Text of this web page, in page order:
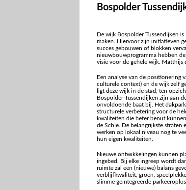
Bospolder
De wijk Bospolder Tussendijken
maken. Hiervoor zijn initiatieven
succes gebouwen of blokken
nieuwbouwprogramma hebben
visie voor de gehele wijk. Matthijs
Een analyse van de positionering
culturele context) en de wijk zelf
ligt deze wijk in de stad, ten
Bospolder-Tussendijken zijn aan
onvoldoende baat bij. Het
structurele verbetering voor de
kwaliteiten die beter benut
de Schie. De belangrijkste straten
werken op lokaal niveau nog te
hun eigen kwaliteiten.
Nieuwe ontwikkelingen kunnen
ingebed. Bij elke ingreep wordt
ruimte zal een (nieuwe) balans
verblijfkwaliteit, groen,
slimme geïntegreerde